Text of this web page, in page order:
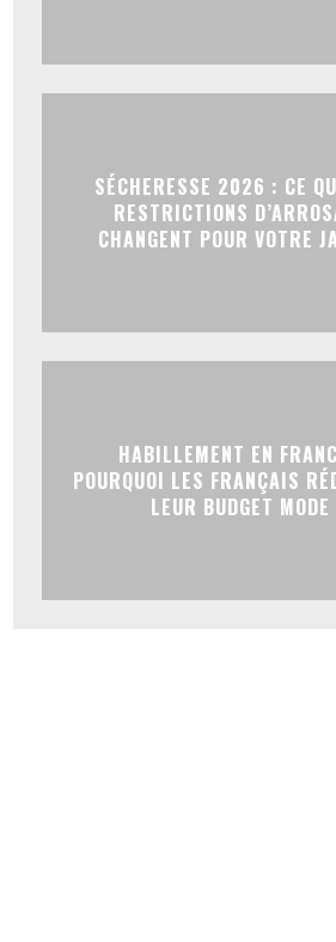
SÉCHERESSE 2026 : CE
RESTRICTIONS
CHANGENT POUR VOTRE
HABILLEMENT EN
POURQUOI LES FRANÇAIS
LEUR BUDGET MODE